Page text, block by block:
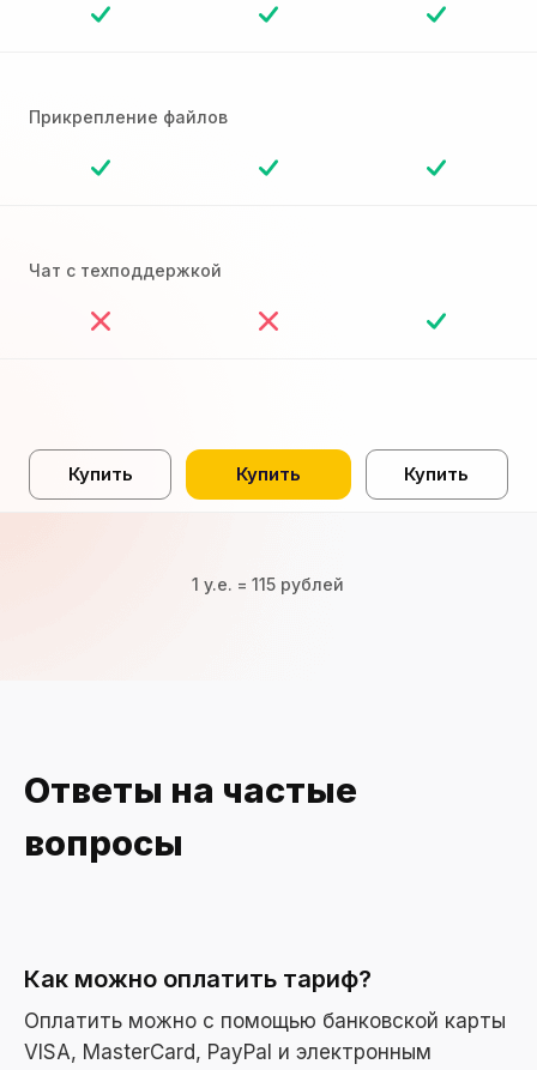
Прикрепление файлов
Чат с техподдержкой
Купить Купить Купить
1 y.e. = 115 рублей
Ответы на частые
вопросы
Как можно оплатить тариф?
Оплатить можно с помощью банковской карты
VISA, MasterCard, PayPal и электронным